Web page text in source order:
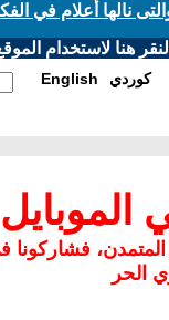
نالها أعلام في
هنا لاستخدام
English كوردي
المتمدن،
الحر